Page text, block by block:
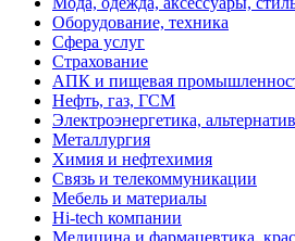
Оборудование, техника
Сфера услуг
Страхование
АПК и пищевая
Нефть, газ, ГСМ
Электроэнергетика,
Металлургия
Химия и нефтехимия
Связь и телекоммуникации
Мебель и материалы
Hi-tech компании
Медицина и фармацевтика,